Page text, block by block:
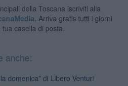
della Toscana iscriviti alla
Arriva gratis tutti i giorni
casella di posta.
anche:
domenica” di Libero Venturi